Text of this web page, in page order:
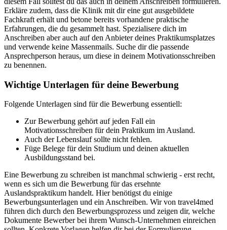
Erkläre zudem, dass die Klinik mit dir eine gut ausgebildete
Fachkraft erhält und betone bereits vorhandene praktische
Erfahrungen, die du gesammelt hast. Spezialisere dich im
Anschreiben aber auch auf den Anbieter deines Praktikumsplatzes
und verwende keine Massenmails. Suche dir die passende
Ansprechperson heraus, um diese in deinem Motivationsschreiben
zu benennen.
Wichtige Unterlagen für deine Bewerbung
Folgende Unterlagen sind für die Bewerbung essentiell:
Zur Bewerbung gehört auf jeden Fall ein
Motivationsschreiben für dein Praktikum im Ausland.
Auch der Lebenslauf sollte nicht fehlen.
Füge Belege für dein Studium und deinen aktuellen
Ausbildungsstand bei.
Eine Bewerbung zu schreiben ist manchmal schwierig - erst recht,
wenn es sich um die Bewerbung für das ersehnte
Auslandspraktikum handelt. Hier benötigst du einige
Bewerbungsunterlagen und ein Anschreiben. Wir von travel4med
führen dich durch den Bewerbungsprozess und zeigen dir, welche
Dokumente Bewerber bei ihrem Wunsch-Unternehmen einreichen